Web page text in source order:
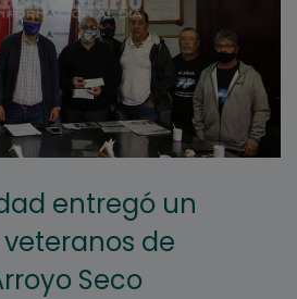
entregó un
de
Seco